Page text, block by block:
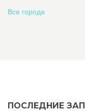
Все города
ПОСЛЕДНИЕ